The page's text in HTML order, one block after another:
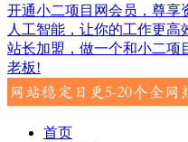
开通小二项目网会员，尊享
人工智能，让你的工作更高
站长加盟，做一个和小二项
老板!
首页